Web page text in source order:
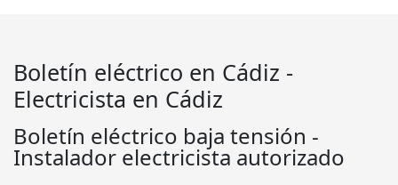
Boletín eléctrico en Cádiz -
Electricista en Cádiz
Boletín eléctrico baja tensión -
Instalador electricista autorizado